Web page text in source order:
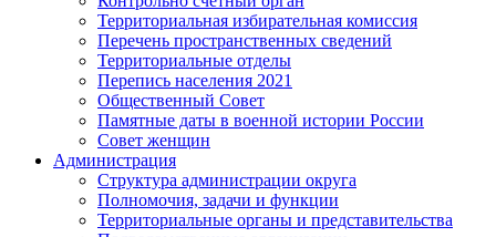
Территориальная избирательная комиссия
Перечень пространственных сведений
Территориальные отделы
Перепись населения 2021
Общественный Совет
Памятные даты в военной истории России
Совет женщин
Администрация
Структура администрации округа
Полномочия, задачи и функции
Территориальные органы и представительства